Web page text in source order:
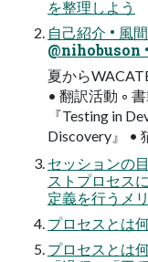
を整理しよう
自己紹介 • 風
@nihobuson
夏から
• 翻訳活動 ◦
『Testing in
Discovery』 •
セッションの
ストプロセス
定義を行うメ
プロセスとは
プロセスとは